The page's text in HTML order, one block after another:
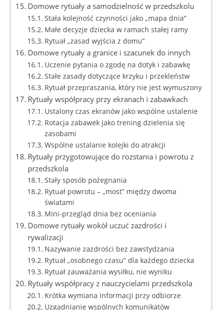
Domowe rytuały a samodzielność w przedszkolu
Stała kolejność czynności jako „mapa dnia”
Małe decyzje dziecka w ramach stałej ramy
Rytuał „zasad wyjścia z domu”
Domowe rytuały a granice i szacunek do innych
Uczenie pytania o zgodę na dotyk i zabawkę
Stałe zasady dotyczące krzyku i przekleństw
Rytuał przepraszania, który nie jest wymuszony
Rytuały współpracy przy ekranach i zabawkach
Ustalony czas ekranów jako wspólne ustalenie
Rotacja zabawek jako trening dzielenia się
zasobami
Wspólne ustalanie kolejki do atrakcji
Rytuały przygotowujące do rozstania i powrotu z
przedszkola
Stały sposób pożegnania
Rytuał powrotu – „most” między dwoma
światami
Mini‑przegląd dnia bez oceniania
Domowe rytuały wokół uczuć zazdrości i
rywalizacji
Nazywanie zazdrości bez zawstydzania
Rytuał „osobnego czasu” dla każdego dziecka
Rytuał zauważania wysiłku, nie wyniku
Rytuały współpracy z nauczycielami przedszkola
Krótka wymiana informacji przy odbiorze
Uzgadnianie wspólnych komunikatów